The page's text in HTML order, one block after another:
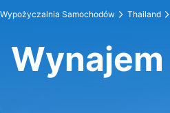
Wypożyczalnia Samochodów Thailand